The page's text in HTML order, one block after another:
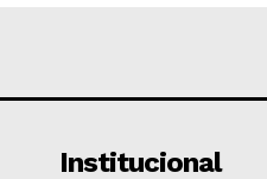
Institucional